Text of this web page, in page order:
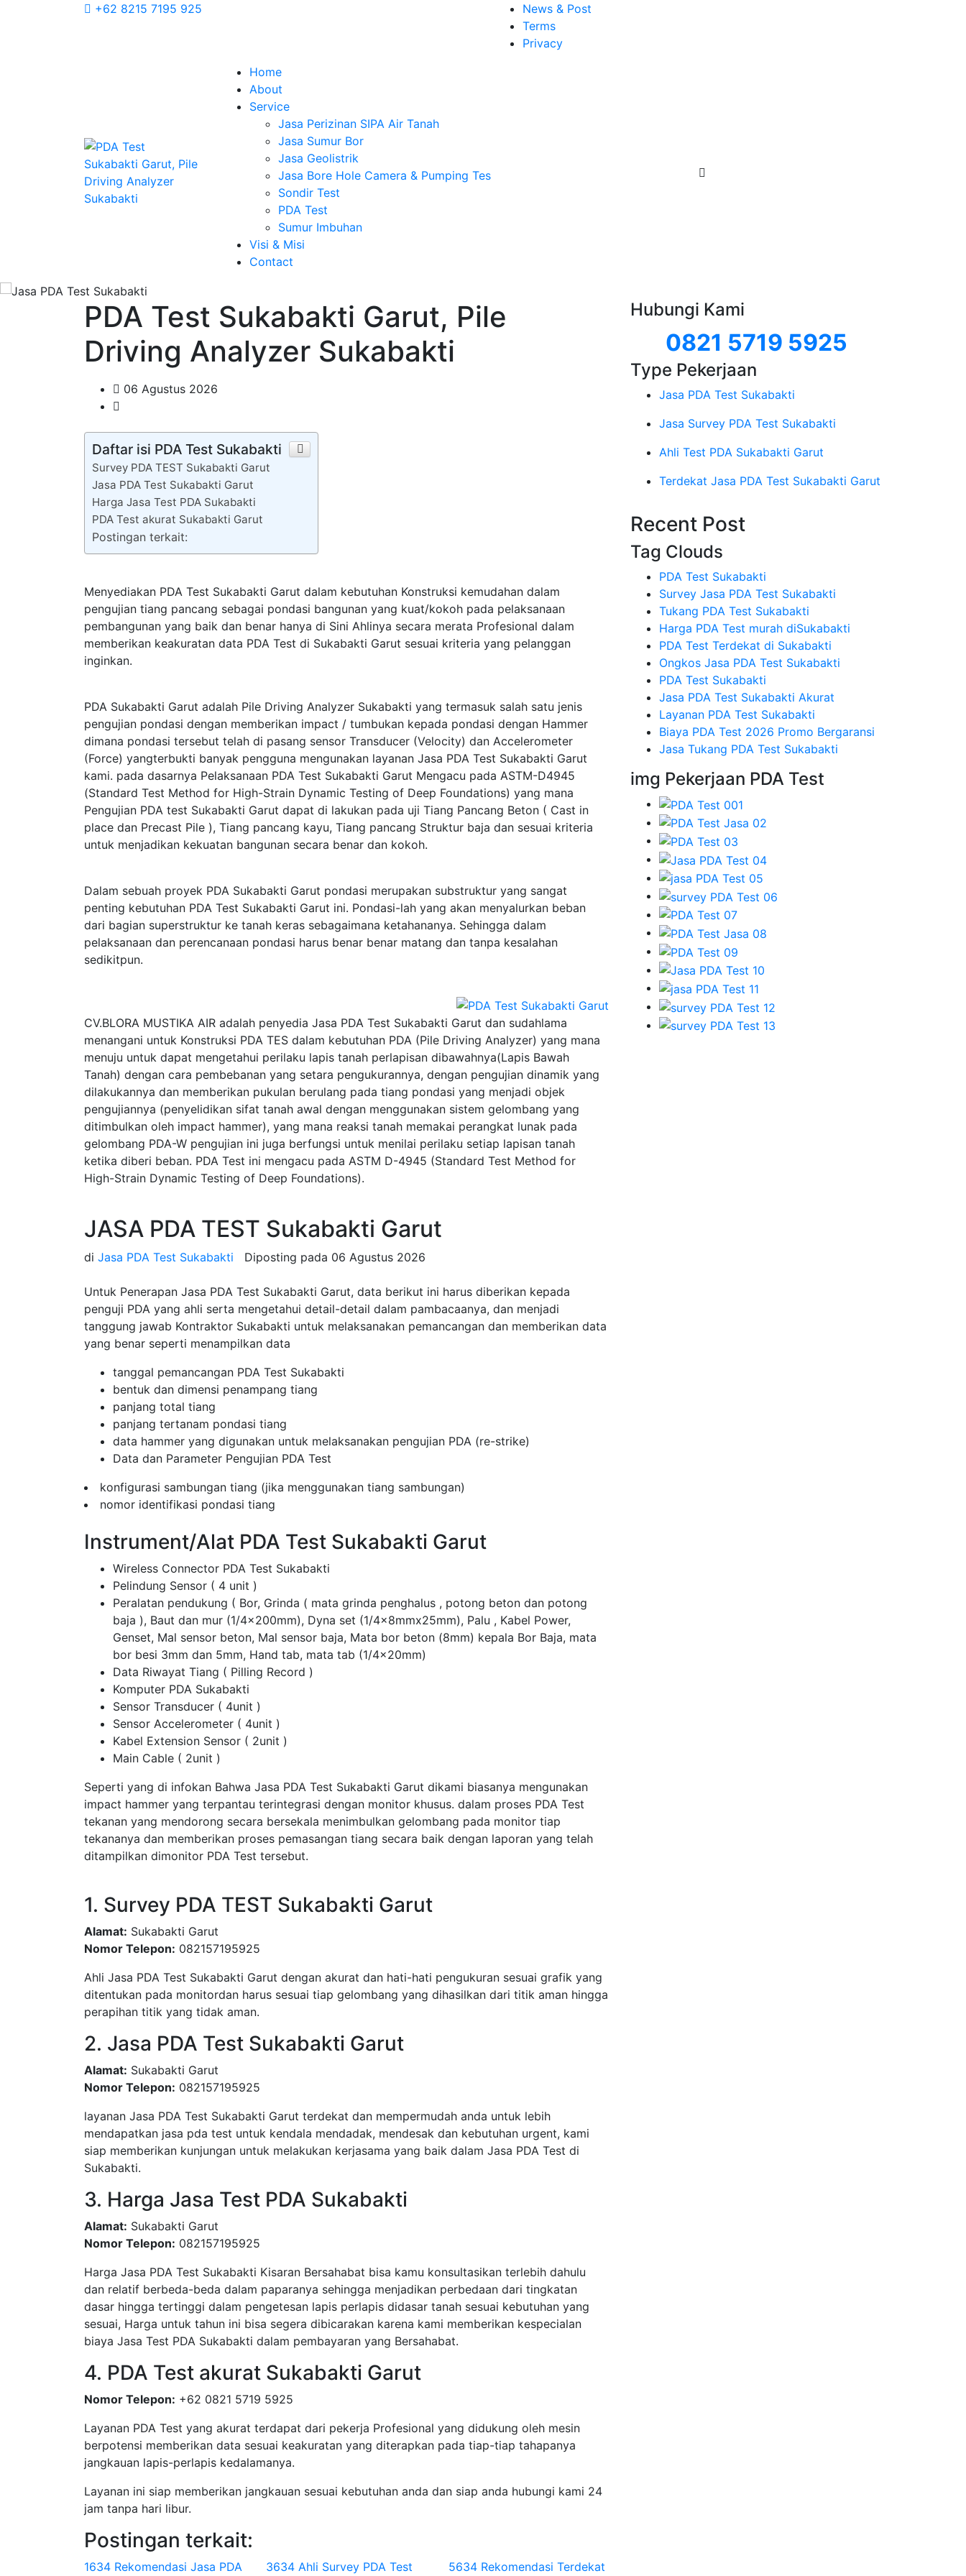
+62 8215 7195 925
News & Post
Terms
Privacy
Home
About
Service
Jasa Perizinan SIPA Air Tanah
Jasa Sumur Bor
Jasa Geolistrik
Jasa Bore Hole Camera & Pumping Tes
Sondir Test
PDA Test
Sumur Imbuhan
Visi & Misi
Contact
PDA Test Sukabakti Garut, Pile
Driving Analyzer Sukabakti
06 Agustus 2026
Daftar isi PDA Test Sukabakti
Survey PDA TEST Sukabakti Garut
Jasa PDA Test Sukabakti Garut
Harga Jasa Test PDA Sukabakti
PDA Test akurat Sukabakti Garut
Postingan terkait:
Menyediakan PDA Test Sukabakti Garut dalam kebutuhan Konstruksi kemudahan dalam
pengujian tiang pancang sebagai pondasi bangunan yang kuat/kokoh pada pelaksanaan
pembangunan yang baik dan benar hanya di Sini Ahlinya secara merata Profesional dalam
memberikan keakuratan data PDA Test di Sukabakti Garut sesuai kriteria yang pelanggan
inginkan.
PDA Sukabakti Garut adalah Pile Driving Analyzer Sukabakti yang termasuk salah satu jenis
pengujian pondasi dengan memberikan impact / tumbukan kepada pondasi dengan Hammer
dimana pondasi tersebut telah di pasang sensor Transducer (Velocity) dan Accelerometer
(Force) yangterbukti banyak pengguna mengunakan layanan Jasa PDA Test Sukabakti Garut
kami. pada dasarnya Pelaksanaan PDA Test Sukabakti Garut Mengacu pada ASTM-D4945
(Standard Test Method for High-Strain Dynamic Testing of Deep Foundations) yang mana
Pengujian PDA test Sukabakti Garut dapat di lakukan pada uji Tiang Pancang Beton ( Cast in
place dan Precast Pile ), Tiang pancang kayu, Tiang pancang Struktur baja dan sesuai kriteria
untuk menjadikan kekuatan bangunan secara benar dan kokoh.
Dalam sebuah proyek PDA Sukabakti Garut pondasi merupakan substruktur yang sangat
penting kebutuhan PDA Test Sukabakti Garut ini. Pondasi-lah yang akan menyalurkan beban
dari bagian superstruktur ke tanah keras sebagaimana ketahananya. Sehingga dalam
pelaksanaan dan perencanaan pondasi harus benar benar matang dan tanpa kesalahan
sedikitpun.
CV.BLORA MUSTIKA AIR adalah penyedia Jasa PDA Test Sukabakti Garut dan sudahlama
menangani untuk Konstruksi PDA TES dalam kebutuhan PDA (Pile Driving Analyzer) yang mana
menuju untuk dapat mengetahui perilaku lapis tanah perlapisan dibawahnya(Lapis Bawah
Tanah) dengan cara pembebanan yang setara pengukurannya, dengan pengujian dinamik yang
dilakukannya dan memberikan pukulan berulang pada tiang pondasi yang menjadi objek
pengujiannya (penyelidikan sifat tanah awal dengan menggunakan sistem gelombang yang
ditimbulkan oleh impact hammer), yang mana reaksi tanah memakai perangkat lunak pada
gelombang PDA-W pengujian ini juga berfungsi untuk menilai perilaku setiap lapisan tanah
ketika diberi beban. PDA Test ini mengacu pada ASTM D-4945 (Standard Test Method for
High-Strain Dynamic Testing of Deep Foundations).
JASA PDA TEST Sukabakti Garut
di Jasa PDA Test Sukabakti Diposting pada 06 Agustus 2026
Untuk Penerapan Jasa PDA Test Sukabakti Garut, data berikut ini harus diberikan kepada
penguji PDA yang ahli serta mengetahui detail-detail dalam pambacaanya, dan menjadi
tanggung jawab Kontraktor Sukabakti untuk melaksanakan pemancangan dan memberikan data
yang benar seperti menampilkan data
tanggal pemancangan PDA Test Sukabakti
bentuk dan dimensi penampang tiang
panjang total tiang
panjang tertanam pondasi tiang
data hammer yang digunakan untuk melaksanakan pengujian PDA (re-strike)
Data dan Parameter Pengujian PDA Test
konfigurasi sambungan tiang (jika menggunakan tiang sambungan)
nomor identifikasi pondasi tiang
Instrument/Alat PDA Test Sukabakti Garut
Wireless Connector PDA Test Sukabakti
Pelindung Sensor ( 4 unit )
Peralatan pendukung ( Bor, Grinda ( mata grinda penghalus , potong beton dan potong
baja ), Baut dan mur (1/4x200mm), Dyna set (1/4x8mmx25mm), Palu , Kabel Power,
Genset, Mal sensor beton, Mal sensor baja, Mata bor beton (8mm) kepala Bor Baja, mata
bor besi 3mm dan 5mm, Hand tab, mata tab (1/4x20mm)
Data Riwayat Tiang ( Pilling Record )
Komputer PDA Sukabakti
Sensor Transducer ( 4unit )
Sensor Accelerometer ( 4unit )
Kabel Extension Sensor ( 2unit )
Main Cable ( 2unit )
Seperti yang di infokan Bahwa Jasa PDA Test Sukabakti Garut dikami biasanya mengunakan
impact hammer yang terpantau terintegrasi dengan monitor khusus. dalam proses PDA Test
tekanan yang mendorong secara bersekala menimbulkan gelombang pada monitor tiap
tekananya dan memberikan proses pemasangan tiang secara baik dengan laporan yang telah
ditampilkan dimonitor PDA Test tersebut.
1. Survey PDA TEST Sukabakti Garut
Alamat: Sukabakti Garut
Nomor Telepon: 082157195925
Ahli Jasa PDA Test Sukabakti Garut dengan akurat dan hati-hati pengukuran sesuai grafik yang
ditentukan pada monitordan harus sesuai tiap gelombang yang dihasilkan dari titik aman hingga
perapihan titik yang tidak aman.
2. Jasa PDA Test Sukabakti Garut
Alamat: Sukabakti Garut
Nomor Telepon: 082157195925
layanan Jasa PDA Test Sukabakti Garut terdekat dan mempermudah anda untuk lebih
mendapatkan jasa pda test untuk kendala mendadak, mendesak dan kebutuhan urgent, kami
siap memberikan kunjungan untuk melakukan kerjasama yang baik dalam Jasa PDA Test di
Sukabakti.
3. Harga Jasa Test PDA Sukabakti
Alamat: Sukabakti Garut
Nomor Telepon: 082157195925
Harga Jasa PDA Test Sukabakti Kisaran Bersahabat bisa kamu konsultasikan terlebih dahulu
dan relatif berbeda-beda dalam paparanya sehingga menjadikan perbedaan dari tingkatan
dasar hingga tertinggi dalam pengetesan lapis perlapis didasar tanah sesuai kebutuhan yang
sesuai, Harga untuk tahun ini bisa segera dibicarakan karena kami memberikan kespecialan
biaya Jasa Test PDA Sukabakti dalam pembayaran yang Bersahabat.
4. PDA Test akurat Sukabakti Garut
Nomor Telepon: +62 0821 5719 5925
Layanan PDA Test yang akurat terdapat dari pekerja Profesional yang didukung oleh mesin
berpotensi memberikan data sesuai keakuratan yang diterapkan pada tiap-tiap tahapanya
jangkauan lapis-perlapis kedalamanya.
Layanan ini siap memberikan jangkauan sesuai kebutuhan anda dan siap anda hubungi kami 24
jam tanpa hari libur.
Postingan terkait:
1634 Rekomendasi Jasa PDA 3634 Ahli Survey PDA Test 5634 Rekomendasi Terdekat
Hubungi Kami
0821 5719 5925
Type Pekerjaan
Jasa PDA Test Sukabakti
Jasa Survey PDA Test Sukabakti
Ahli Test PDA Sukabakti Garut
Terdekat Jasa PDA Test Sukabakti Garut
Recent Post
Tag Clouds
PDA Test Sukabakti
Survey Jasa PDA Test Sukabakti
Tukang PDA Test Sukabakti
Harga PDA Test murah diSukabakti
PDA Test Terdekat di Sukabakti
Ongkos Jasa PDA Test Sukabakti
PDA Test Sukabakti
Jasa PDA Test Sukabakti Akurat
Layanan PDA Test Sukabakti
Biaya PDA Test 2026 Promo Bergaransi
Jasa Tukang PDA Test Sukabakti
img Pekerjaan PDA Test